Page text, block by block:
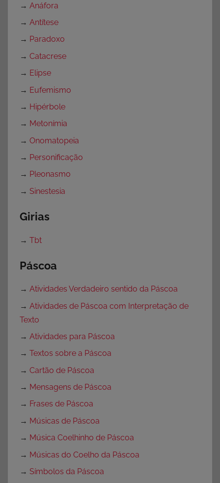
→ Anáfora
→ Antítese
→ Paradoxo
→ Catacrese
→ Elipse
→ Eufemismo
→ Hipérbole
→ Metonímia
→ Onomatopeia
→ Personificação
→ Pleonasmo
→ Sinestesia
Girias
→ Tbt
Páscoa
→ Atividades Verdadeiro sentido da Páscoa
→ Atividades de Páscoa com Interpretação de
Texto
→ Atividades para Páscoa
→ Textos sobre a Páscoa
→ Cartão de Páscoa
→ Mensagens de Páscoa
→ Frases de Páscoa
→ Músicas de Páscoa
→ Música Coelhinho de Páscoa
→ Músicas do Coelho da Páscoa
→ Símbolos da Páscoa